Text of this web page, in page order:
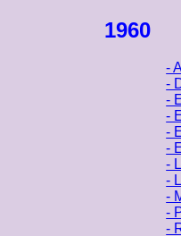
1960
-
-
-
-
-
-
-
-
-
-
-